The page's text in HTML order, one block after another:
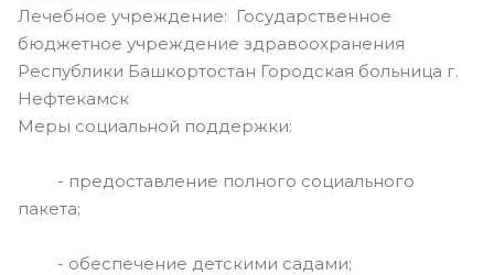
Лечебное учреждение: Государственное
бюджетное учреждение здравоохранения
Республики Башкортостан Городская больница г.
Нефтекамск
Меры социальной поддержки:
- предоставление полного социального
пакета;
- обеспечение детскими садами;